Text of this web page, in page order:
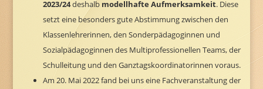
2023/24deshalb modellhafte Aufmerksamkeit. Diese
setzt eine besonders gute Abstimmung zwischen den
Klassenlehrerinnen, den Sonderpädagoginnen und
Sozialpädagoginnen des Multiprofessionellen Teams, der
Schulleitung und den Ganztagskoordinatorinnen voraus.
Am 20. Mai 2022 fand bei uns eine Fachveranstaltung der